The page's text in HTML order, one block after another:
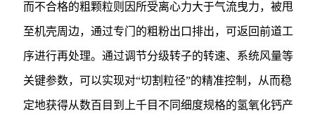
而不合格的粗颗粒则因所受离心力大于气流曳力，被甩
至机壳周边，通过专门的粗粉出口排出，可返回前道工
序进行再处理。通过调节分级转子的转速、系统风量等
关键参数，可以实现对“切割粒径”的精准控制，从而稳
定地获得从数百目到上千目不同细度规格的氢氧化钙产